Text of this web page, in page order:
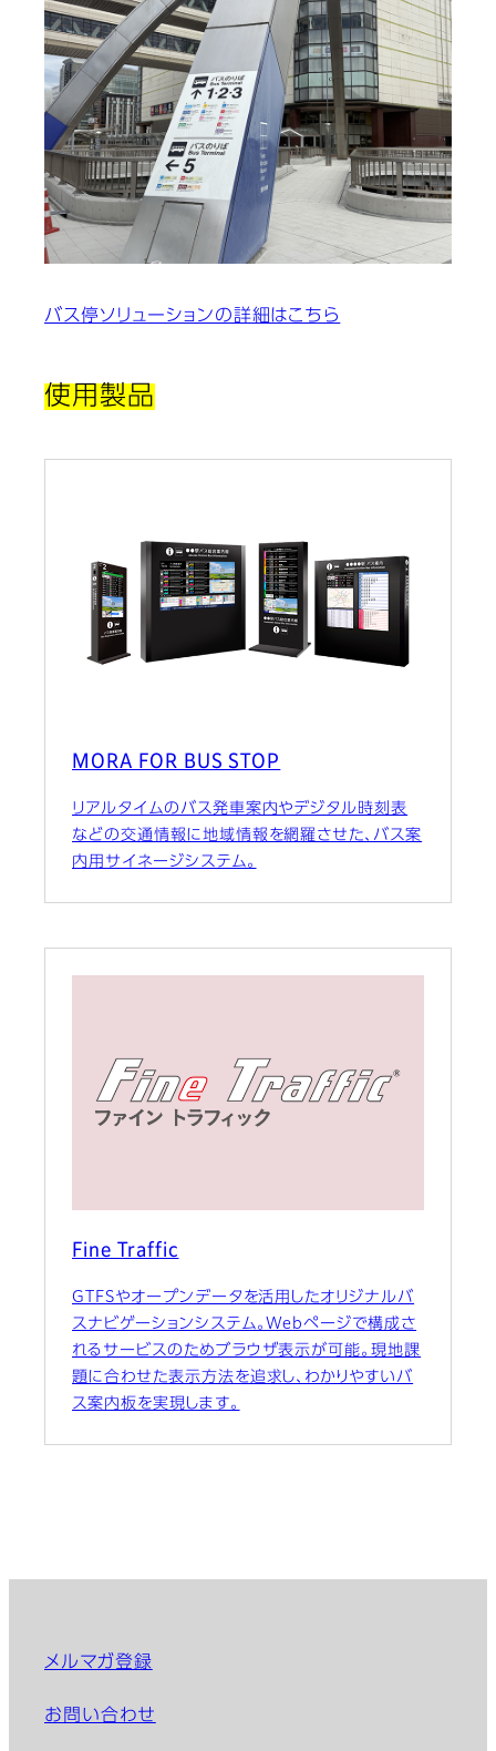
バス停ソリューションの詳細はこちら
使用製品
MORA FOR BUS STOP
リアルタイムのバス発車案内やデジタル時刻表
などの交通情報に地域情報を網羅させた、バス案
内用サイネージシステム。
Fine Traffic
GTFSやオープンデータを活用したオリジナルバ
スナビゲーションシステム。Webページで構成さ
れるサービスのためブラウザ表示が可能。現地課
題に合わせた表示方法を追求し、わかりやすいバ
ス案内板を実現します。
メルマガ登録
お問い合わせ